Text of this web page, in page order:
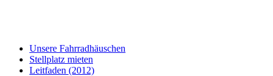
Unsere Fahrradhäuschen
Stellplatz mieten
Leitfaden (2012)